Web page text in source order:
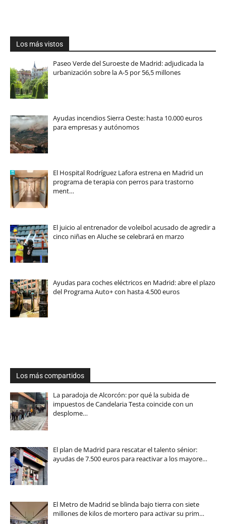
Los más vistos
Paseo Verde del Suroeste de Madrid: adjudicada la
urbanización sobre la A-5 por 56,5 millones
Ayudas incendios Sierra Oeste: hasta 10.000 euros
para empresas y autónomos
El Hospital Rodríguez Lafora estrena en Madrid un
programa de terapia con perros para trastorno
ment…
El juicio al entrenador de voleibol acusado de agredir a
cinco niñas en Aluche se celebrará en marzo
Ayudas para coches eléctricos en Madrid: abre el plazo
del Programa Auto+ con hasta 4.500 euros
Los más compartidos
La paradoja de Alcorcón: por qué la subida de
impuestos de Candelaria Testa coincide con un
desplome…
El plan de Madrid para rescatar el talento sénior:
ayudas de 7.500 euros para reactivar a los mayore…
El Metro de Madrid se blinda bajo tierra con siete
millones de kilos de mortero para activar su prim…